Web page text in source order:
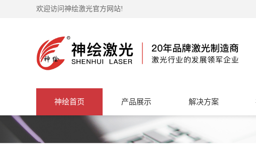
欢迎访问神绘激光官方网站!
神绘首页 产品展示 解决方案